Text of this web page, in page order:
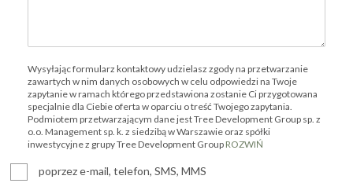
Wysyłając formularz kontaktowy udzielasz zgody na przetwarzanie
zawartych w nim danych osobowych w celu odpowiedzi na Twoje
zapytanie w ramach którego przedstawiona zostanie Ci przygotowana
specjalnie dla Ciebie oferta w oparciu o treść Twojego zapytania.
Podmiotem przetwarzającym dane jest Tree Development Group sp. z
o.o. Management sp. k. z siedzibą w Warszawie oraz spółki
inwestycyjne z grupy Tree Development Group ROZWIŃ
poprzez e-mail, telefon, SMS, MMS